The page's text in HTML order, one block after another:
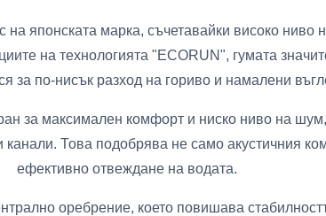
японската марка, съчетавайки високо ниво
на технологията "ECORUN", гумата
за по-нисък разход на гориво и намалени
за максимален комфорт и ниско ниво на
Това подобрява не само акустичния
ефективно отвеждане на водата.
оребрение, което повишава